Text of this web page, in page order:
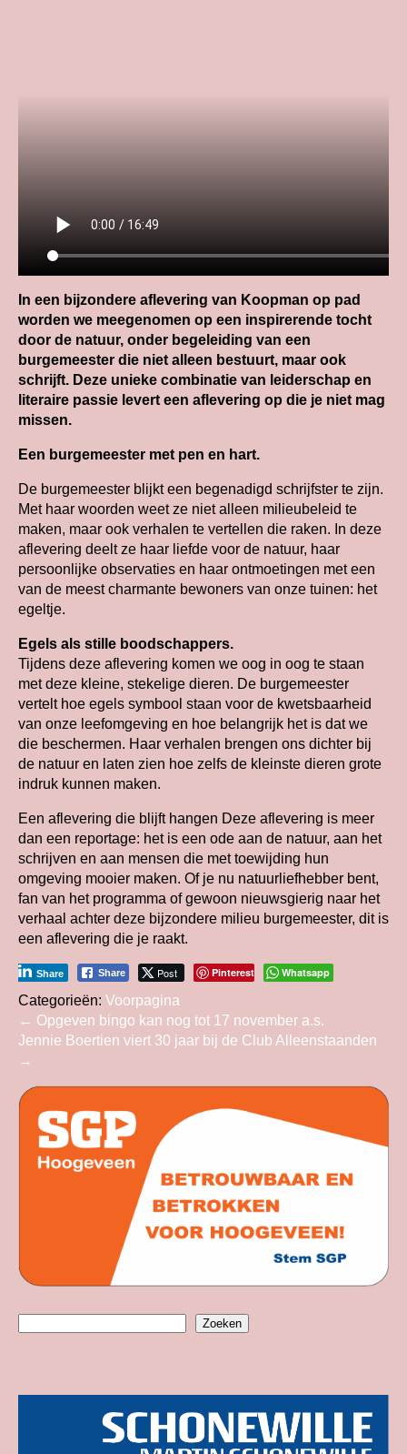
In een bijzondere aflevering van Koopman op pad
worden we meegenomen op een inspirerende tocht
door de natuur, onder begeleiding van een
burgemeester die niet alleen bestuurt, maar ook
schrijft. Deze unieke combinatie van leiderschap en
literaire passie levert een aflevering op die je niet mag
missen.
Een burgemeester met pen en hart.
De burgemeester blijkt een begenadigd schrijfster te zijn.
Met haar woorden weet ze niet alleen milieubeleid te
maken, maar ook verhalen te vertellen die raken. In deze
aflevering deelt ze haar liefde voor de natuur, haar
persoonlijke observaties en haar ontmoetingen met een
van de meest charmante bewoners van onze tuinen: het
egeltje.
Egels als stille boodschappers.
Tijdens deze aflevering komen we oog in oog te staan
met deze kleine, stekelige dieren. De burgemeester
vertelt hoe egels symbool staan voor de kwetsbaarheid
van onze leefomgeving en hoe belangrijk het is dat we
die beschermen. Haar verhalen brengen ons dichter bij
de natuur en laten zien hoe zelfs de kleinste dieren grote
indruk kunnen maken.
Een aflevering die blijft hangen Deze aflevering is meer
dan een reportage: het is een ode aan de natuur, aan het
schrijven en aan mensen die met toewijding hun
omgeving mooier maken. Of je nu natuurliefhebber bent,
fan van het programma of gewoon nieuwsgierig naar het
verhaal achter deze bijzondere milieu burgemeester, dit is
een aflevering die je raakt.
Share Post
Share Pinterest Whatsapp
Categorieën: Voorpagina
Bericht
navigatie
← Opgeven bingo kan nog tot 17 november a.s.
Jennie Boertien viert 30 jaar bij de Club Alleenstaanden
→
Zoeken